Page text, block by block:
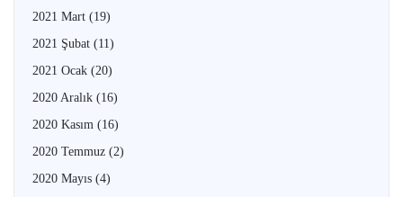
2021 Mart (19)
2021 Şubat (11)
2021 Ocak (20)
2020 Aralık (16)
2020 Kasım (16)
2020 Temmuz (2)
2020 Mayıs (4)